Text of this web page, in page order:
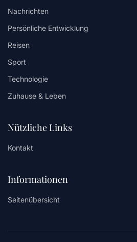
Nachrichten
Persönliche Entwicklung
Reisen
Sport
Technologie
Zuhause & Leben
Nützliche Links
Kontakt
Informationen
Seitenübersicht